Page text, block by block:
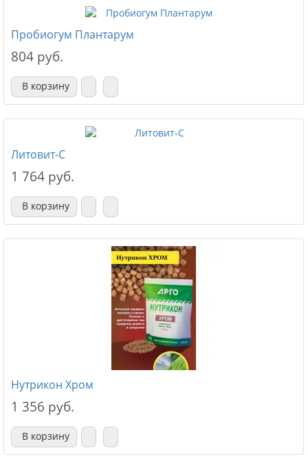
Пробиогум Плантарум
804 руб.
В корзину
Литовит-С
1 764 руб.
В корзину
Нутрикон Хром
1 356 руб.
В корзину